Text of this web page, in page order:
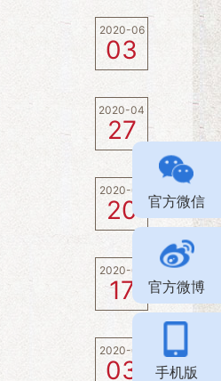
2020-06
03
2020-04
27
2020-01
20
2020-01
17
2020-01
03
官方微信
官方微博
手机版